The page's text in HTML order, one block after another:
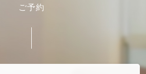
ご予約